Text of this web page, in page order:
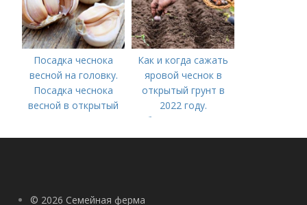
Посадка чеснока
весной на головку.
Посадка чеснока
весной в открытый
Как и когда сажать
яровой чеснок в
открытый грунт в
2022 году.
Добавление статьи в
новую подборку
© 2026 Семейная ферма